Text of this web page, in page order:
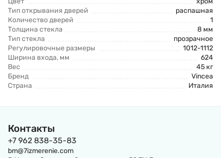
Тип открывания дверей
распашная
Количество дверей
1
Толщина стекла
8 мм
Тип стекла
прозрачное
Регулировочные размеры
1012-1112
Ширина входа, мм
624
Вес
45 кг
Бренд
Vincea
Страна
Италия
Контакты
+7 962 838-35-83
bm@7izmerenie.com